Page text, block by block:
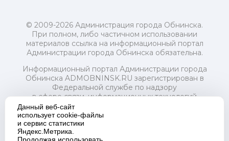
© 2009-2026 Администрация города Обнинска.
При полном, либо частичном использовании
материалов ссылка на информационный портал
Администрации города Обнинска обязательна.
Информационный портал Администрации города
Обнинска ADMOBNINSK.RU зарегистрирован в
Федеральной службе по надзору
в сфере связи, информационных технологий
и массовых коммуникаций (Роскомнадзор) 24 июля
2018 года.
Свидетельство о регистрации Эл № ФС77-73321
Данный веб-сайт
использует cookie-файлы
и сервис статистики
Яндекс.Метрика.